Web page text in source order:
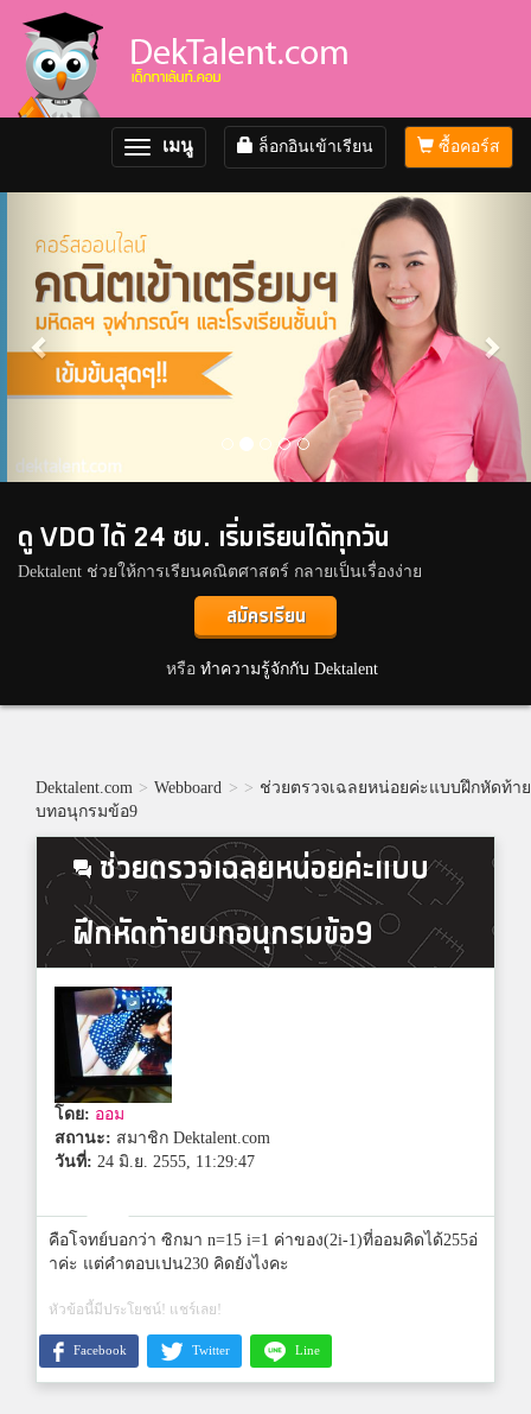
ซื้อคอร์ส
ล็อกอินเข้าเรียน
Toggle
navigation
เมนู
ดู VDO ได้ 24 ชม. เริ่มเรียนได้ทุกวัน
Dektalent ช่วยให้การเรียนคณิตศาสตร์ กลายเป็นเรื่องง่าย
สมัครเรียน
หรือ ทำความรู้จักกับ Dektalent
Dektalent.com >Webboard > > ช่วยตรวจเฉลยหน่อยค่ะแบบฝึกหัดท้าย
บทอนุกรมข้อ9
ช่วยตรวจเฉลยหน่อยค่ะแบบ
ฝึกหัดท้ายบทอนุกรมข้อ9
โดย: ออม
สถานะ: สมาชิก Dektalent.com
วันที่: 24 มิ.ย. 2555, 11:29:47
คือโจทย์บอกว่า ซิกมา n=15 i=1 ค่าของ(2i-1)ที่ออมคิดได้255อ่
าค่ะ แต่คำตอบเปน230 คิดยังไงคะ
หัวข้อนี้มีประโยชน์! แชร์เลย!
Facebook Twitter Line